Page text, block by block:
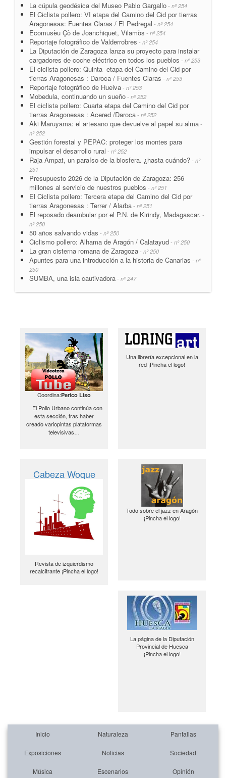
La cúpula geodésica del Museo Pablo Gargallo - nº 254
El Ciclista pollero: VI etapa del Camino del Cid por tierras
Aragonesas: Fuentes Claras / El Pedregal - nº 254
Ecomusèu Çò de Joanchiquet, Vilamòs - nº 254
Reportaje fotográfico de Valderrobres - nº 254
La Diputación de Zaragoza lanza su proyecto para instalar
cargadores de coche eléctrico en todos los pueblos - nº 253
El ciclista pollero: Quinta etapa del Camino del Cid por
tierras Aragonesas : Daroca / Fuentes Claras - nº 253
Reportaje fotográfico de Huelva - nº 253
Mobedula, continuando un sueño - nº 252
El ciclista pollero: Cuarta etapa del Camino del Cid por
tierras Aragonesas : Acered /Daroca - nº 252
Aki Maruyama: el artesano que devuelve al papel su alma -
nº 252
Gestión forestal y PEPAC: proteger los montes para
impulsar el desarrollo rural - nº 252
Raja Ampat, un paraíso de la biosfera. ¿hasta cuándo? - nº
251
Presupuesto 2026 de la Diputación de Zaragoza: 256
millones al servicio de nuestros pueblos - nº 251
El Ciclista pollero: Tercera etapa del Camino del Cid por
tierras Aragonesas : Terrer / Alarba - nº 251
El reposado deambular por el P.N. de Kirindy, Madagascar. -
nº 250
50 años salvando vidas - nº 250
Ciclismo pollero: Alhama de Aragón / Calatayud - nº 250
La gran cisterna romana de Zaragoza - nº 250
Apuntes para una introducción a la historia de Canarias - nº
250
SUMBA, una isla cautivadora - nº 247
Coordina:Perico Liso
El Pollo Urbano continúa con
esta sección, tras haber
creado variopintas plataformas
televisivas…
Una librería excepcional en la
red ¡Pincha el logo!
Cabeza Woque
Revista de izquierdismo
recalcitrante ¡Pincha el logo!
Todo sobre el jazz en Aragón
¡Pincha el logo!
La página de la Diputación
Provincial de Huesca
¡Pincha el logo!
Inicio Naturaleza Pantallas
Exposiciones Noticias Sociedad
Música Escenarios Opinión